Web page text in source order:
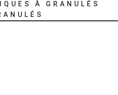
À GRANULÉS